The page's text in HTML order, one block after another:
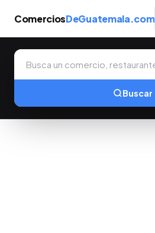
ComerciosDeGuatemala.com
Buscar